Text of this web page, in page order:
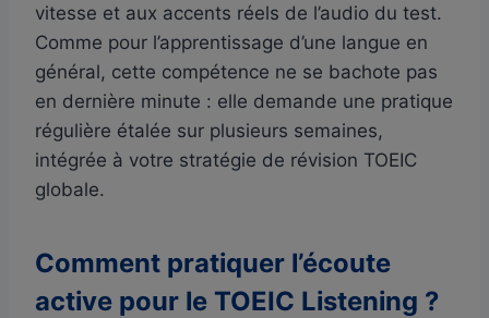
vitesse et aux accents réels de l’audio du test.
Comme pour l’apprentissage d’une langue en
général, cette compétence ne se bachote pas
en dernière minute : elle demande une pratique
régulière étalée sur plusieurs semaines,
intégrée à votre stratégie de révision TOEIC
globale.
Comment pratiquer l’écoute
active pour le TOEIC Listening ?